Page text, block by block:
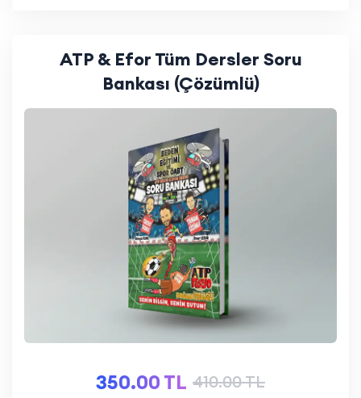
ATP & Efor Tüm Dersler Soru
Bankası (Çözümlü)
350.00 TL 410.00 TL